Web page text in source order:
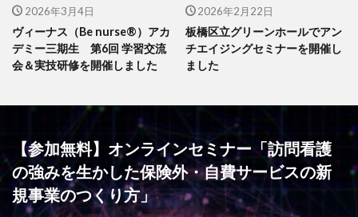
2026年3月4日
ヴィーナス（Be nurse®）アカ
デミー三期生 第6回 学習交流
会＆実技研修を開催しました
2026年2月22日
板橋区立グリーンホールでアン
チエイジングセミナーを開催し
ました
【参加無料】オンラインセミナー「訪問看護
の強みを生かした保険外・自費サービスの新
規事業のつくり方」